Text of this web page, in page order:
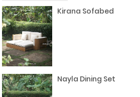
Kirana Sofabed
Nayla Dining Set